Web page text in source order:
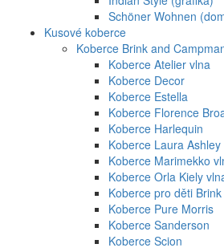
Schöner Wohnen
Kusové koberce
Koberce Brink and
Koberce Atelier vlna
Koberce Decor
Koberce Estella
Koberce Florence
Koberce Harlequin
Koberce Laura Ashley
Koberce Marimekko
Koberce Orla Kiely
Koberce pro děti
Koberce Pure Morris
Koberce Sanderson
Koberce Scion